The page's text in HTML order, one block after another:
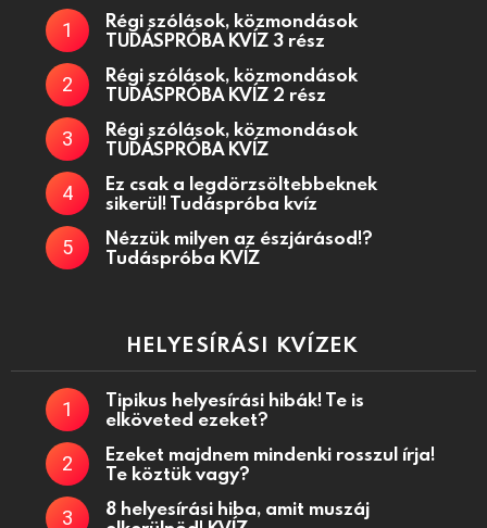
Régi szólások, közmondások
TUDÁSPRÓBA KVÍZ 3 rész
Régi szólások, közmondások
TUDÁSPRÓBA KVÍZ 2 rész
Régi szólások, közmondások
TUDÁSPRÓBA KVÍZ
Ez csak a legdörzsöltebbeknek
sikerül! Tudáspróba kvíz
Nézzük milyen az észjárásod!?
Tudáspróba KVÍZ
HELYESÍRÁSI KVÍZEK
Tipikus helyesírási hibák! Te is
elköveted ezeket?
Ezeket majdnem mindenki rosszul írja!
Te köztük vagy?
8 helyesírási hiba, amit muszáj